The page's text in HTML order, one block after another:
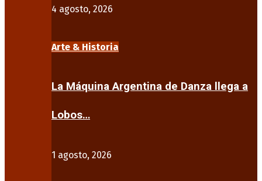
4 agosto, 2026
Arte & Historia
La Máquina Argentina de Danza llega a
Lobos…
1 agosto, 2026